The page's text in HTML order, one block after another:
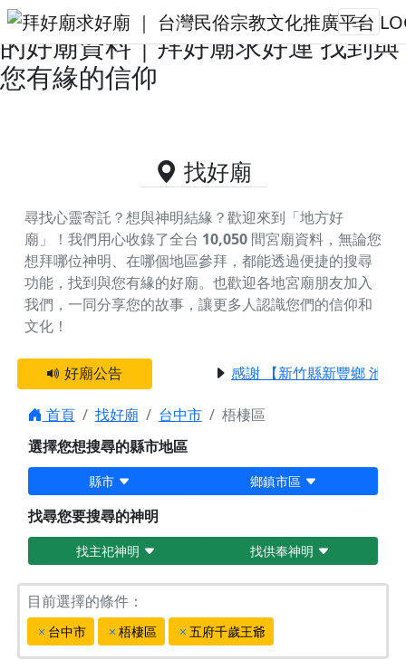
台中市梧棲區主神為五府千歲王爺
的好廟資料｜拜好廟求好運 找到與
您有緣的信仰
找好廟
尋找心靈寄託？想與神明結緣？歡迎來到「地方好
廟」！我們用心收錄了全台 10,050 間宮廟資料，無論您
想拜哪位神明、在哪個地區參拜，都能透過便捷的搜尋
功能，找到與您有緣的好廟。 也歡迎各地宮廟朋友加入
我們，一同分享您的故事，讓更多人認識您們的信仰和
文化！
好廟公告 感謝 【新竹縣新豐鄉 池和
首頁 找好廟 台中市
梧棲區
選擇您想搜尋的縣市地區
縣市 鄉鎮市區
找尋您要搜尋的神明
找主祀神明 找供奉神明
目前選擇的條件：
台中市 梧棲區 五府千歲王爺